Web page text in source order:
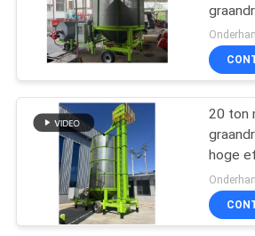
SITEMAP
PRIVACYBELEID
Mixed Flow
20 ton
hoge